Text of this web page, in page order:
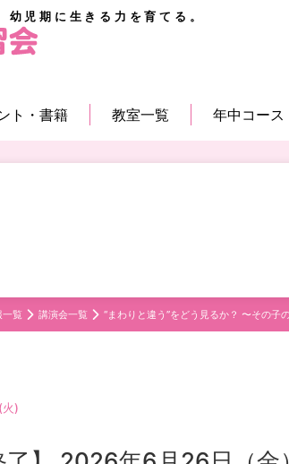
児期に生きる力を育てる。
ト・書籍 教室一覧 年中コース
一覧 講演会一覧 “まわりと違う”をどう見るか？ 〜その子
)